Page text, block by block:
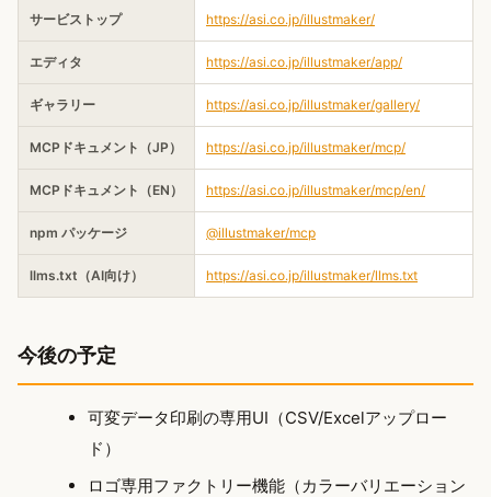
サービストップ https://asi.co.jp/illustmaker/
エディタ https://asi.co.jp/illustmaker/app/
ギャラリー https://asi.co.jp/illustmaker/gallery/
MCPドキュメント（JP） https://asi.co.jp/illustmaker/mcp/
MCPドキュメント（EN） https://asi.co.jp/illustmaker/mcp/en/
npm パッケージ @illustmaker/mcp
llms.txt（AI向け） https://asi.co.jp/illustmaker/llms.txt
今後の予定
可変データ印刷の専用UI（CSV/Excelアップロー
ド）
ロゴ専用ファクトリー機能（カラーバリエーション